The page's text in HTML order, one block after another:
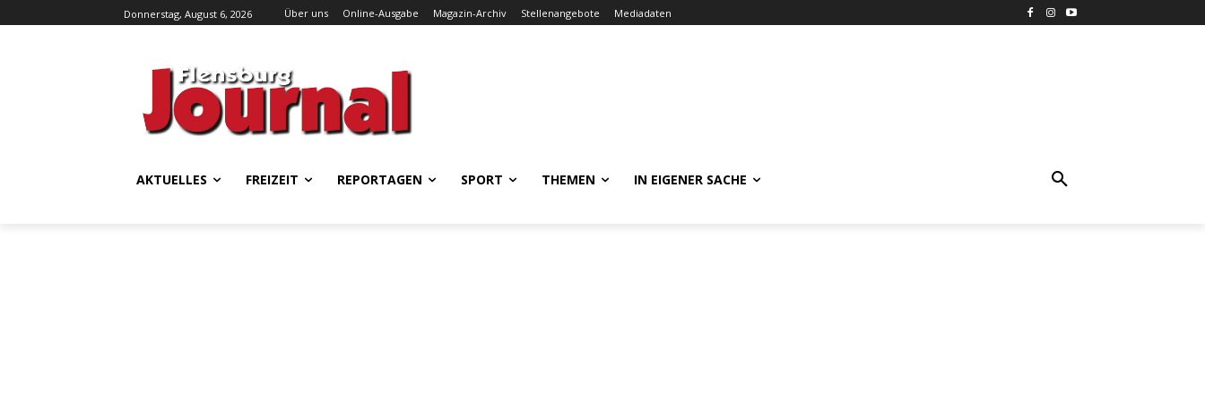
Donnerstag, August 6, 2026 Über uns Online-Ausgabe Magazin-Archiv Stellenangebote Mediadaten
AKTUELLES FREIZEIT REPORTAGEN SPORT THEMEN IN EIGENER SACHE